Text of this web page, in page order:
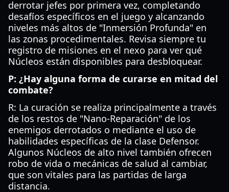
derrotar jefes por primera vez, completando
desafíos específicos en el juego y alcanzando
niveles más altos de "Inmersión Profunda" en
las zonas procedimentales. Revisa siempre tu
registro de misiones en el nexo para ver qué
Núcleos están disponibles para desbloquear.
P: ¿Hay alguna forma de curarse en mitad del
combate?
R: La curación se realiza principalmente a través
de los restos de "Nano-Reparación" de los
enemigos derrotados o mediante el uso de
habilidades específicas de la clase Defensor.
Algunos Núcleos de alto nivel también ofrecen
robo de vida o mecánicas de salud al cambiar,
que son vitales para las partidas de larga
distancia.